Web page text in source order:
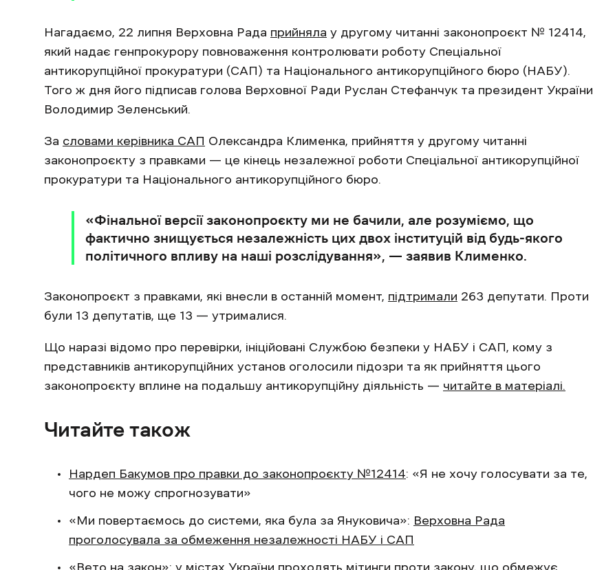
Нагадаємо, 22 липня Верховна Рада прийняла у другому читанні законопроєкт № 12414,
який надає генпрокурору повноваження контролювати роботу Спеціальної
антикорупційної прокуратури (САП) та Національного антикорупційного бюро (НАБУ).
Того ж дня його підписав голова Верховної Ради Руслан Стефанчук та президент України
Володимир Зеленський.
За словами керівника САП Олександра Клименка, прийняття у другому читанні
законопроєкту з правками — це кінець незалежної роботи Спеціальної антикорупційної
прокуратури та Національного антикорупційного бюро.
«Фінальної версії законопроєкту ми не бачили, але розуміємо, що
фактично знищується незалежність цих двох інституцій від будь-якого
політичного впливу на наші розслідування», — заявив Клименко.
Законопроєкт з правками, які внесли в останній момент, підтримали 263 депутати. Проти
були 13 депутатів, ще 13 — утрималися.
Що наразі відомо про перевірки, ініційовані Службою безпеки у НАБУ і САП, кому з
представників антикорупційних установ оголосили підозри та як прийняття цього
законопроєкту вплине на подальшу антикорупційну діяльність — читайте в матеріалі.
Читайте також
Нардеп Бакумов про правки до законопроєкту №12414: «Я не хочу голосувати за те,
чого не можу спрогнозувати»
«Ми повертаємось до системи, яка була за Януковича»: Верховна Рада
проголосувала за обмеження незалежності НАБУ і САП
«Вето на закон»: у містах України проходять мітинги проти закону, що обмежує